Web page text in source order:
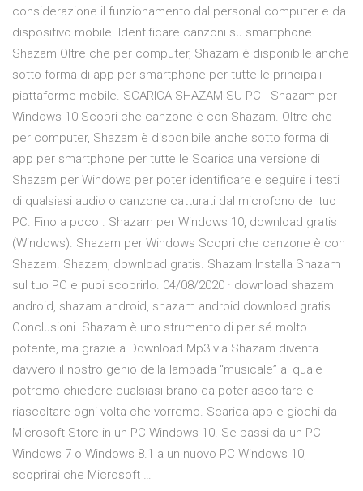
considerazione il funzionamento dal personal computer e da
dispositivo mobile. Identificare canzoni su smartphone
Shazam Oltre che per computer, Shazam è disponibile anche
sotto forma di app per smartphone per tutte le principali
piattaforme mobile. SCARICA SHAZAM SU PC - Shazam per
Windows 10 Scopri che canzone è con Shazam. Oltre che
per computer, Shazam è disponibile anche sotto forma di
app per smartphone per tutte le Scarica una versione di
Shazam per Windows per poter identificare e seguire i testi
di qualsiasi audio o canzone catturati dal microfono del tuo
PC. Fino a poco . Shazam per Windows 10, download gratis
(Windows). Shazam per Windows Scopri che canzone è con
Shazam. Shazam, download gratis. Shazam Installa Shazam
sul tuo PC e puoi scoprirlo. 04/08/2020 · download shazam
android, shazam android, shazam android download gratis
Conclusioni. Shazam è uno strumento di per sé molto
potente, ma grazie a Download Mp3 via Shazam diventa
davvero il nostro genio della lampada “musicale” al quale
potremo chiedere qualsiasi brano da poter ascoltare e
riascoltare ogni volta che vorremo. Scarica app e giochi da
Microsoft Store in un PC Windows 10. Se passi da un PC
Windows 7 o Windows 8.1 a un nuovo PC Windows 10,
scoprirai che Microsoft …